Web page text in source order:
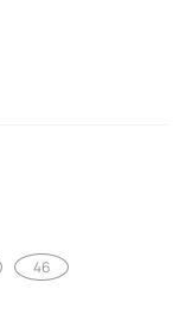
46